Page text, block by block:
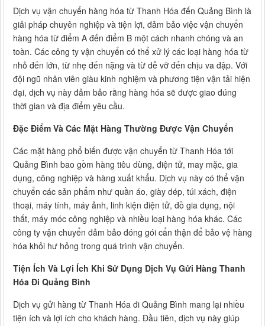
Dịch vụ vận chuyển hàng hóa từ Thanh Hóa đến Quảng Bình là
giải pháp chuyên nghiệp và tiện lợi, đảm bảo việc vận chuyển
hàng hóa từ điểm A đến điểm B một cách nhanh chóng và an
toàn. Các công ty vận chuyển có thể xử lý các loại hàng hóa từ
nhỏ đến lớn, từ nhẹ đến nặng và từ dễ vỡ đến chịu va đập. Với
đội ngũ nhân viên giàu kinh nghiệm và phương tiện vận tải hiện
đại, dịch vụ này đảm bảo rằng hàng hóa sẽ được giao đúng
thời gian và địa điểm yêu cầu.
Đặc Điểm Và Các Mặt Hàng Thường Được Vận Chuyển
Các mặt hàng phổ biến được vận chuyển từ Thanh Hóa tới
Quảng Bình bao gồm hàng tiêu dùng, điện tử, may mặc, gia
dụng, công nghiệp và hàng xuất khẩu. Dịch vụ này có thể vận
chuyển các sản phẩm như quần áo, giày dép, túi xách, điện
thoại, máy tính, máy ảnh, linh kiện điện tử, đồ gia dụng, nội
thất, máy móc công nghiệp và nhiều loại hàng hóa khác. Các
công ty vận chuyển đảm bảo đóng gói cẩn thận để bảo vệ hàng
hóa khỏi hư hỏng trong quá trình vận chuyển.
Tiện Ích Và Lợi Ích Khi Sử Dụng Dịch Vụ Gửi Hàng Thanh
Hóa Đi Quảng Bình
Dịch vụ gửi hàng từ Thanh Hóa đi Quảng Bình mang lại nhiều
tiện ích và lợi ích cho khách hàng. Đầu tiên, dịch vụ này giúp